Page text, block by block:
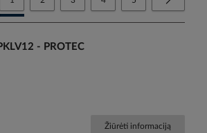
- PROTEC
Žiūrėti informaciją